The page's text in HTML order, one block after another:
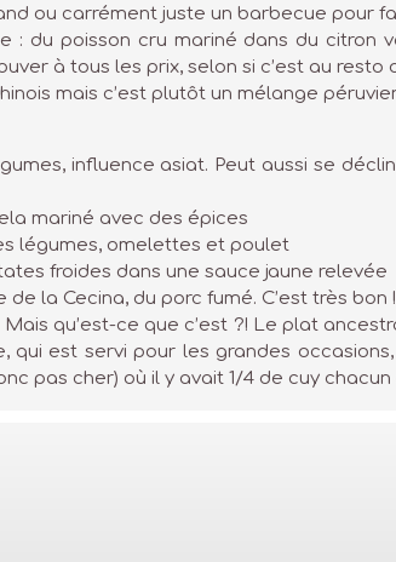
ou carrément juste un barbecue pour
: du poisson cru mariné dans du
à tous les prix, selon si c’est au resto
mais c’est plutôt un mélange
influence asiat. Peut aussi se
mariné avec des épices
légumes, omelettes et poulet
froides dans une sauce jaune relevée
de la Cecina, du porc fumé. C’est très bon !
qu’est-ce que c’est ?! Le plat
qui est servi pour les grandes
pas cher) où il y avait 1/4 de cuy